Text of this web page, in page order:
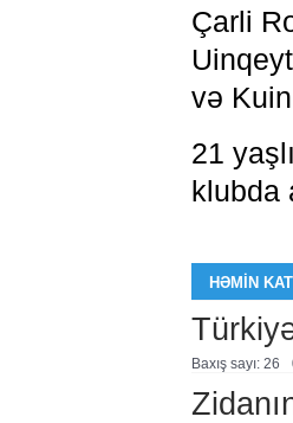
Çarli
və
21
klubda
HƏMIN
Baxış sayı: 26